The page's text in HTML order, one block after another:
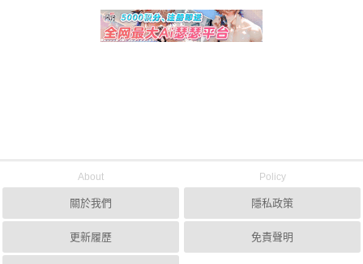
About
關於我們
更新履歷
Policy
隱私政策
免責聲明